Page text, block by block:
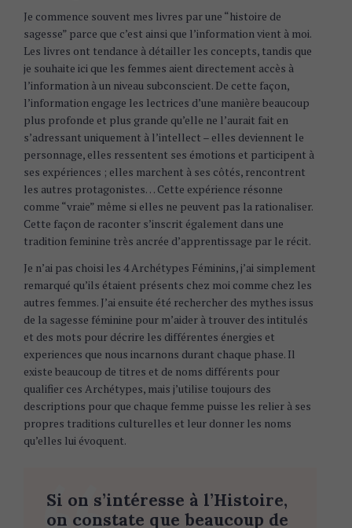
Je commence souvent mes livres par une “histoire de
sagesse” parce que c’est ainsi que l’information vient à moi.
Les livres ont tendance à détailler les concepts, tandis que
je souhaite ici que les femmes aient directement accès à
l’information à un niveau subconscient. De cette façon,
l’information engage les lectrices d’une manière beaucoup
plus profonde et plus grande qu’elle ne l’aurait fait en
s’adressant uniquement à l’intellect – elles deviennent le
personnage, elles ressentent ses émotions et participent à
ses expériences ; elles marchent à ses côtés, rencontrent
les autres protagonistes… Cette expérience résonne
comme “vraie” même si elles ne peuvent pas la rationaliser.
Cette façon de raconter s’inscrit également dans une
tradition feminine très ancrée d’apprentissage par le récit.
Je n’ai pas choisi les 4 Archétypes Féminins, j’ai simplement
remarqué qu’ils étaient présents chez moi comme chez les
autres femmes. J’ai ensuite été rechercher des mythes issus
de la sagesse féminine pour m’aider à trouver des intitulés
et des mots pour décrire les différentes énergies et
experiences que nous incarnons durant chaque phase. Il
existe beaucoup de titres et de noms différents pour
qualifier ces Archétypes, mais j’utilise toujours des
descriptions pour que chaque femme puisse les relier à ses
propres traditions culturelles et leur donner les noms
qu’elles lui évoquent.
Si on s’intéresse à l’Histoire,
on constate que beaucoup de